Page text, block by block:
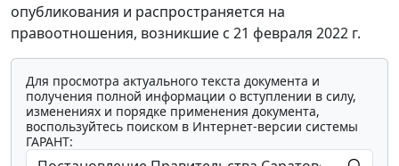
опубликования и распространяется на
правоотношения, возникшие с 21 февраля 2022 г.
Для просмотра актуального текста документа и
получения полной информации о вступлении в силу,
изменениях и порядке применения документа,
воспользуйтесь поиском в Интернет-версии системы
ГАРАНТ: